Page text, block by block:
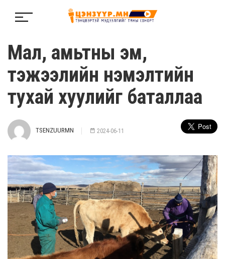
Мал, амьтны эм,
тэжээлийн нэмэлтийн
тухай хуулийг баталлаа
TSENZUURMN 2024-06-11